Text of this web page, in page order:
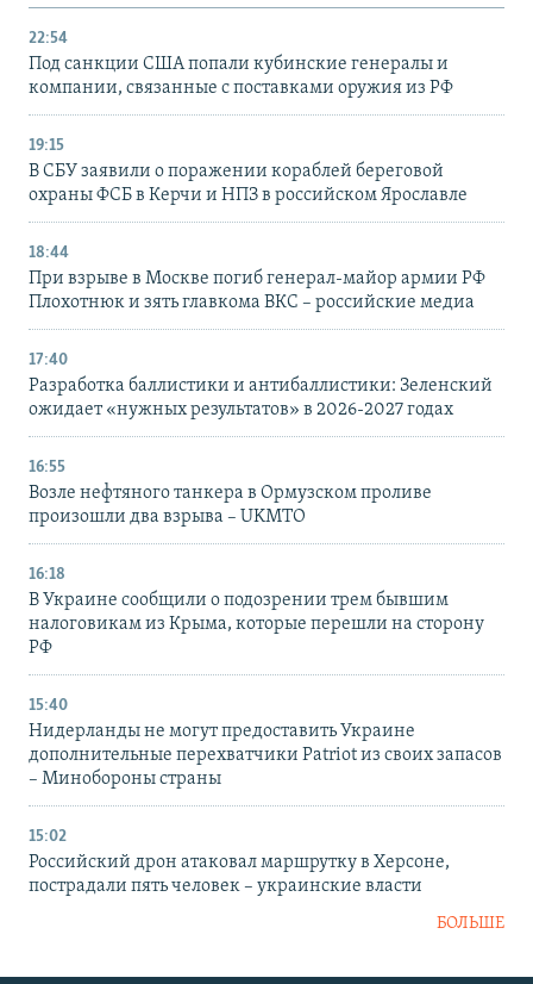
22:54
Под санкции США попали кубинские генералы и
компании, связанные с поставками оружия из РФ
19:15
В СБУ заявили о поражении кораблей береговой
охраны ФСБ в Керчи и НПЗ в российском Ярославле
18:44
При взрыве в Москве погиб генерал-майор армии РФ
Плохотнюк и зять главкома ВКС – российские медиа
17:40
Разработка баллистики и антибаллистики: Зеленский
ожидает «нужных результатов» в 2026-2027 годах
16:55
Возле нефтяного танкера в Ормузском проливе
произошли два взрыва – UKMTO
16:18
В Украине сообщили о подозрении трем бывшим
налоговикам из Крыма, которые перешли на сторону
РФ
15:40
Нидерланды не могут предоставить Украине
дополнительные перехватчики Patriot из своих запасов
– Минобороны страны
15:02
Российский дрон атаковал маршрутку в Херсоне,
пострадали пять человек – украинские власти
БОЛЬШЕ